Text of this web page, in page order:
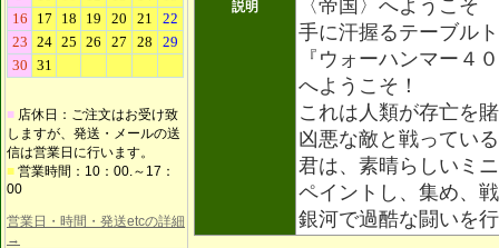
■ 店休日：ご注文はお受け致
しますが、発送・メールの送
信は営業日に行います。
■ 営業時間：10：00.～17：
00
営業日・時間・発送etcの詳細
→
説明
〈帝国〉へようこそ
手に汗握るテーブル
『ウォーハンマー４
へようこそ！
これは人類が存亡を
凶悪な敵と戦ってい
君は、素晴らしいミ
ペイントし、集め、
銀河で過酷な闘いを